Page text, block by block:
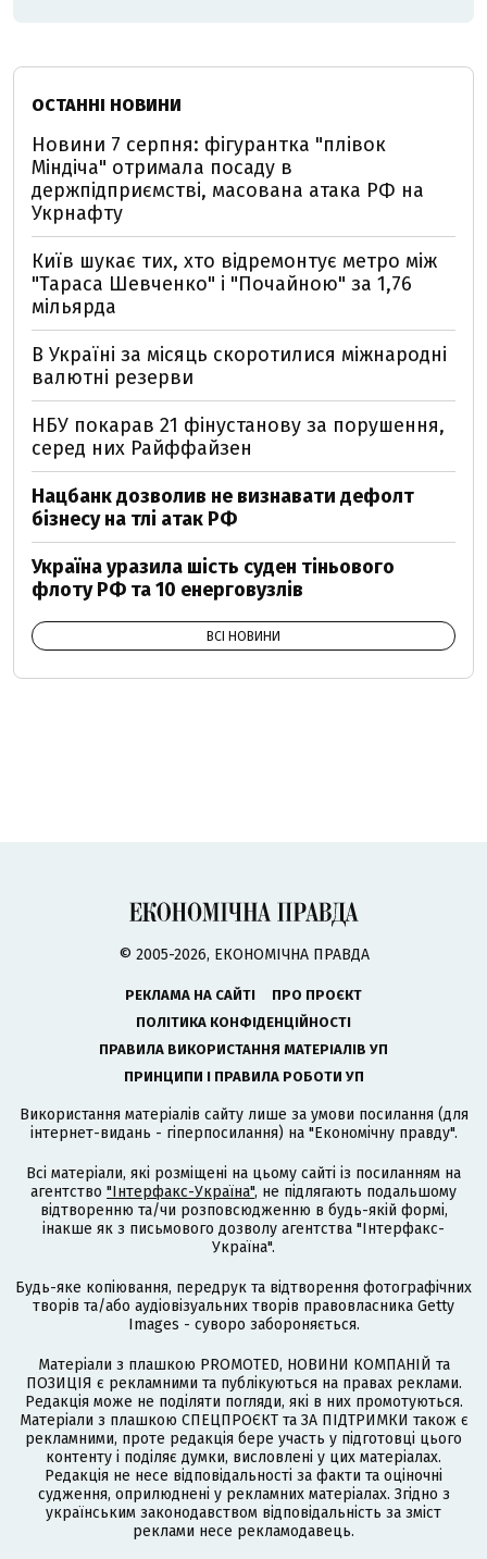
ОСТАННІ НОВИНИ
Новини 7 серпня: фігурантка "плівок
Міндіча" отримала посаду в
держпідприємстві, масована атака РФ на
Укрнафту
Київ шукає тих, хто відремонтує метро між
"Тараса Шевченко" і "Почайною" за 1,76
мільярда
В Україні за місяць скоротилися міжнародні
валютні резерви
НБУ покарав 21 фінустанову за порушення,
серед них Райффайзен
Нацбанк дозволив не визнавати дефолт
бізнесу на тлі атак РФ
Україна уразила шість суден тіньового
флоту РФ та 10 енерговузлів
ВСІ НОВИНИ
© 2005-2026, ЕКОНОМІЧНА ПРАВДА
РЕКЛАМА НА САЙТІ
ПРО ПРОЄКТ
ПОЛІТИКА КОНФІДЕНЦІЙНОСТІ
ПРАВИЛА ВИКОРИСТАННЯ МАТЕРІАЛІВ УП
ПРИНЦИПИ І ПРАВИЛА РОБОТИ УП
Використання матеріалів сайту лише за умови посилання (для
інтернет-видань - гіперпосилання) на "Економічну правду".
Всі матеріали, які розміщені на цьому сайті із посиланням на
агентство "Інтерфакс-Україна", не підлягають подальшому
відтворенню та/чи розповсюдженню в будь-якій формі,
інакше як з письмового дозволу агентства "Інтерфакс-
Україна".
Будь-яке копіювання, передрук та відтворення фотографічних
творів та/або аудіовізуальних творів правовласника Getty
Images - суворо забороняється.
Матеріали з плашкою PROMOTED, НОВИНИ КОМПАНІЙ та
ПОЗИЦІЯ є рекламними та публікуються на правах реклами.
Редакція може не поділяти погляди, які в них промотуються.
Матеріали з плашкою СПЕЦПРОЄКТ та ЗА ПІДТРИМКИ також є
рекламними, проте редакція бере участь у підготовці цього
контенту і поділяє думки, висловлені у цих матеріалах.
Редакція не несе відповідальності за факти та оціночні
судження, оприлюднені у рекламних матеріалах. Згідно з
українським законодавством відповідальність за зміст
реклами несе рекламодавець.